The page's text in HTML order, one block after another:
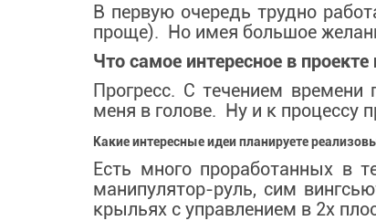
В первую очередь трудно
проще). Но имея большое
Что самое интересное в
Прогресс. С течением времени
меня в голове. Ну и к процессу
Какие интересные идеи планируете
Есть много проработанных в
манипулятор-руль, сим
крыльях с управлением в 2х